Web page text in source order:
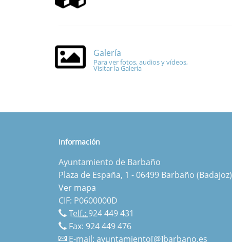
Galería
Para ver fotos, audios y vídeos,
Visitar la Galería
Información
Ayuntamiento de Barbaño
Plaza de España, 1 - 06499 Barbaño (Badajoz)
Ver mapa
CIF: P0600000D
Telf.: 924 449 431
Fax: 924 449 476
E-mail: ayuntamiento[@]barbano.es